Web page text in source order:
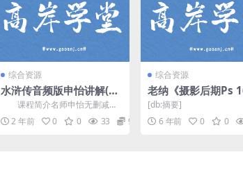
综合资源
水浒传音频版申怡讲解(申
怡讲水浒)
课程简介名师申怡无删减水
浒传原著原版音频讲解，深入解
读，启发思辨，回归原著，...
2 年前 0 0 33 9.9
综合资源
老纳《摄影后期Ps
色风格任你选》（全
（高清）百度网盘
[db:摘要]
6 年前
0 0